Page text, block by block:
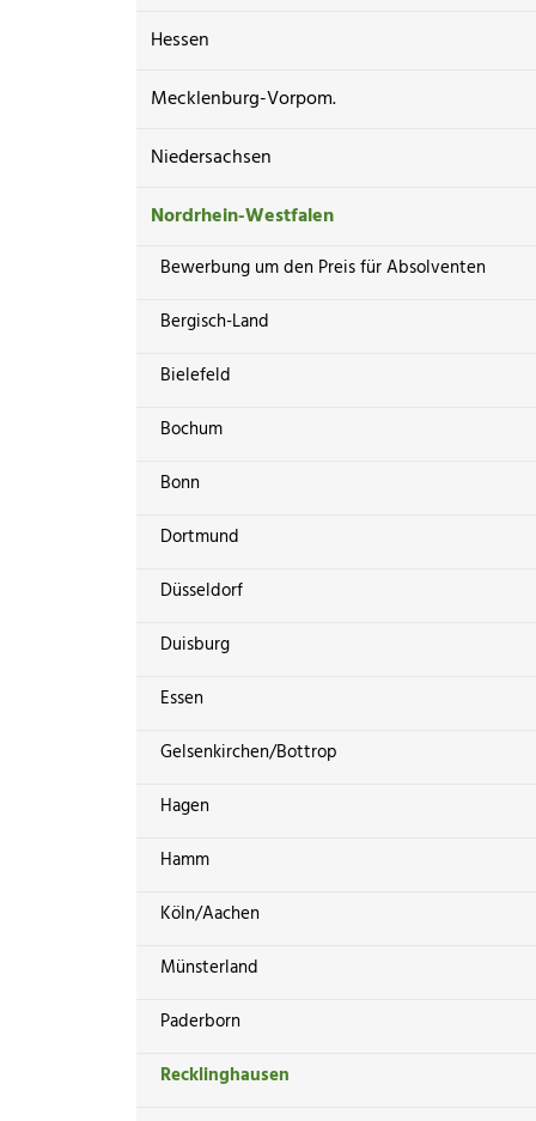
Hessen
Mecklenburg-Vorpom.
Niedersachsen
Nordrhein-Westfalen
Bewerbung um den Preis für Absolventen
Bergisch-Land
Bielefeld
Bochum
Bonn
Dortmund
Düsseldorf
Duisburg
Essen
Gelsenkirchen/Bottrop
Hagen
Hamm
Köln/Aachen
Münsterland
Paderborn
Recklinghausen